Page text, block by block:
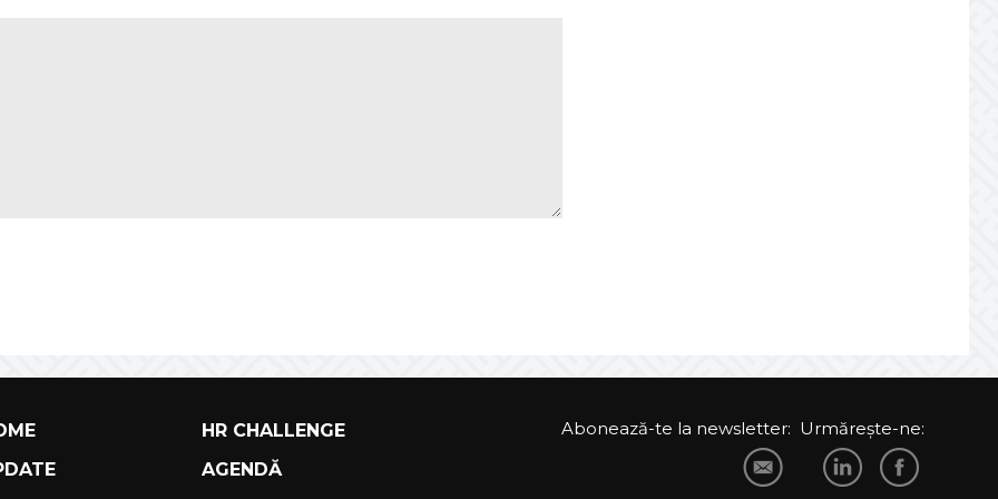
HR CHALLENGE
AGENDĂ
Urmărește-ne:
Abonează-te la newsletter: